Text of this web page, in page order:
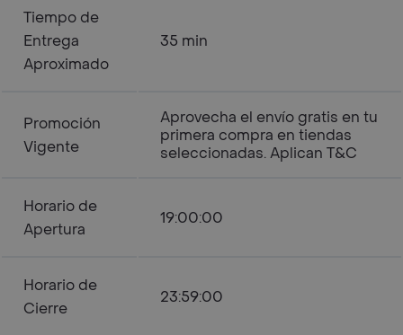
Tiempo de
Entrega
Aproximado
35 min
Promoción
Vigente
Aprovecha el envío gratis en tu
primera compra en tiendas
seleccionadas. Aplican T&C
Horario de
Apertura
19:00:00
Horario de
Cierre
23:59:00